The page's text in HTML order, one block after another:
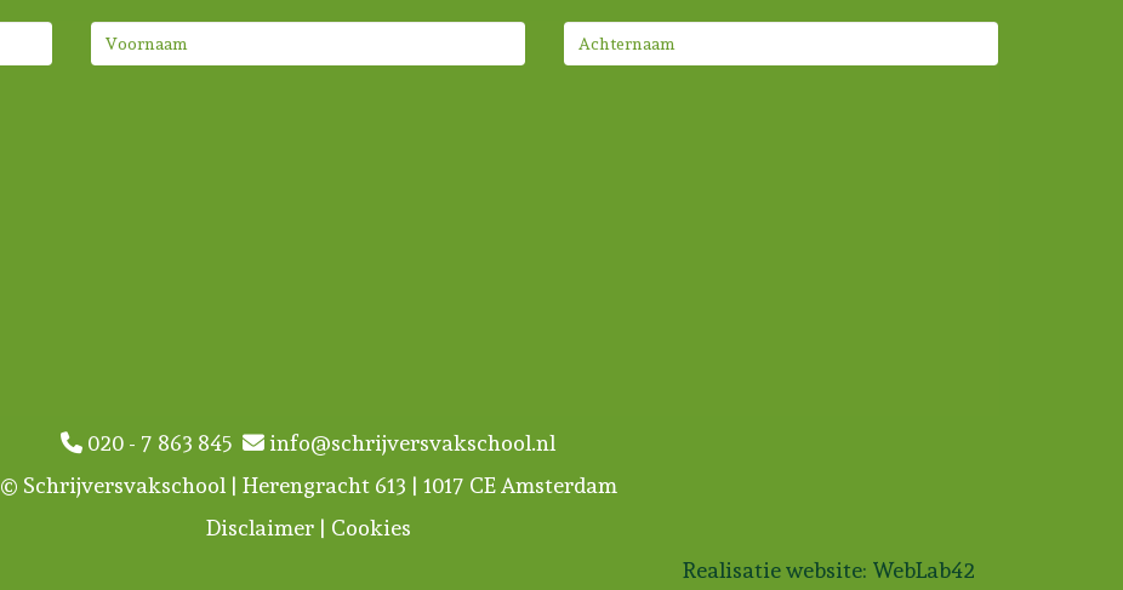
020 - 7 863 845
info@schrijversvakschool.nl
© Schrijversvakschool | Herengracht 613 | 1017 CE Amsterdam
Disclaimer| Cookies
Realisatie website: WebLab42